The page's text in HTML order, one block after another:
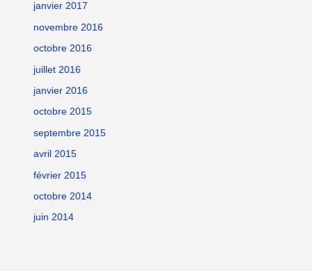
janvier 2017
novembre 2016
octobre 2016
juillet 2016
janvier 2016
octobre 2015
septembre 2015
avril 2015
février 2015
octobre 2014
juin 2014